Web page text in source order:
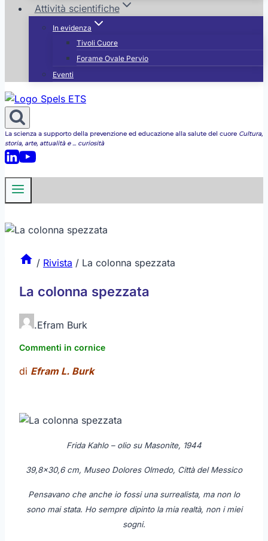
Attività scientifiche
In evidenza
Tivoli Cuore
Forame Ovale Pervio
Eventi
La scienza a supporto della prevenzione ed educazione alla salute del cuore Cultura,
storia, arte, attualità e ... curiosità
/ Rivista / La colonna spezzata
La colonna spezzata
.Efram Burk
Commenti in cornice
di Efram L. Burk
Frida Kahlo – olio su Masonite, 1944
39,8×30,6 cm, Museo Dolores Olmedo, Città del Messico
Pensavano che anche io fossi una surrealista, ma non lo
sono mai stata. Ho sempre dipinto la mia realtà, non i miei
sogni.